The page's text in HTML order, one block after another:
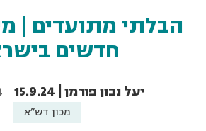
הבלתי מתועדים |
חדשים
יעל נבון פורמן | 15.9.24
מכון דש"א